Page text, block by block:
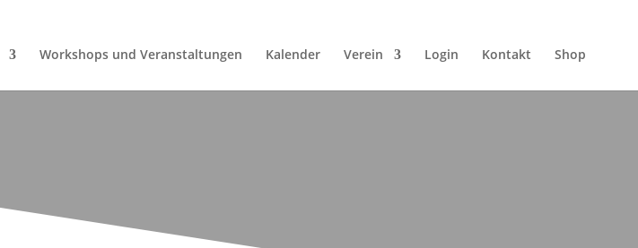
Workshops und Veranstaltungen Kalender Verein Login Kontakt Shop